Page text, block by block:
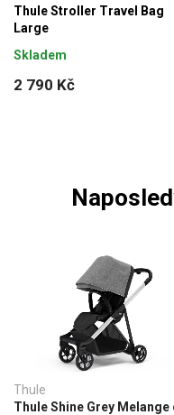
Thule Stroller Travel Bag
Large
2 790 Kč
Skladem
Thule
Thule Shine Grey Melange